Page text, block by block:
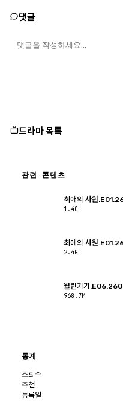
댓글
드라마 목록
관련 콘텐츠
최애의 사원
1.4G
최애의 사원
2.4G
월린기기
968.7M
통계
조회수
추천
등록일